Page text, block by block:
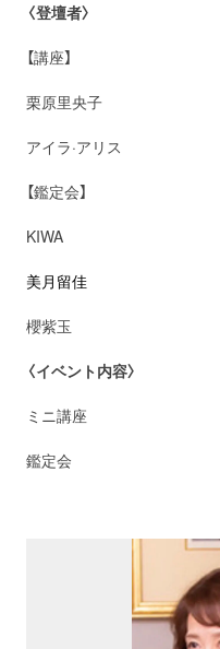
〈登壇者〉
【講座】
栗原里央子
アイラ·アリス
【鑑定会】
KIWA
美月留佳
櫻紫玉
〈イベント内容〉
ミニ講座
鑑定会